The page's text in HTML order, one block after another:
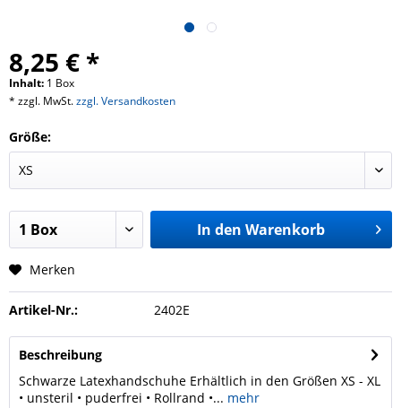
8,25 € *
Inhalt: 1 Box
* zzgl. MwSt.zzgl. Versandkosten
Größe:
In den Warenkorb
Merken
Artikel-Nr.: 2402E
Beschreibung
Schwarze Latexhandschuhe Erhältlich in den Größen XS - XL
• unsteril • puderfrei • Rollrand •... mehr